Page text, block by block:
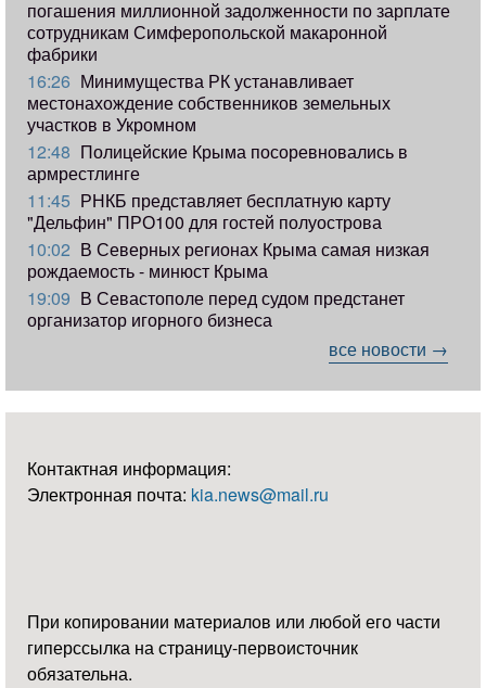
погашения миллионной задолженности по зарплате
сотрудникам Симферопольской макаронной
фабрики
16:26 Минимущества РК устанавливает
местонахождение собственников земельных
участков в Укромном
12:48 Полицейские Крыма посоревновались в
армрестлинге
11:45 РНКБ представляет бесплатную карту
"Дельфин" ПРО100 для гостей полуострова
10:02 В Северных регионах Крыма самая низкая
рождаемость - минюст Крыма
19:09 В Севастополе перед судом предстанет
организатор игорного бизнеса
все новости →
Контактная информация:
Электронная почта: kia.news@mail.ru
При копировании материалов или любой его части
гиперссылка на страницу-первоисточник
обязательна.